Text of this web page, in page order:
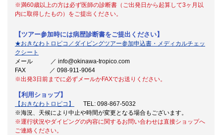
※満60歳以上の方は必ず医師の診断書（ご出発日から起算して3ヶ月以
内に取得したもの）をご提出ください。
【ツアー参加時には病歴診断書をご提出ください】
★おきなわトロピコ／ダイビングツアー参加申込書・メディカルチェッ
クシート
メール ／ info@okinawa-tropico.com
FAX ／ 098-911-9064
※出発3日前までに必ずメールかFAXでお送りください。
【利用ショップ】
【おきなわトロピコ】
TEL: 098-867-5032
※海況、天候により中止や時間が変更となる場合もございます。
※運行状況やダイビングの内容に関するお問い合わせは直接ショップへ
ご連絡ください。